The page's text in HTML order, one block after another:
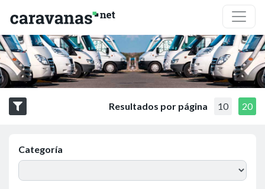
Resultados por página 10 20
Categoría